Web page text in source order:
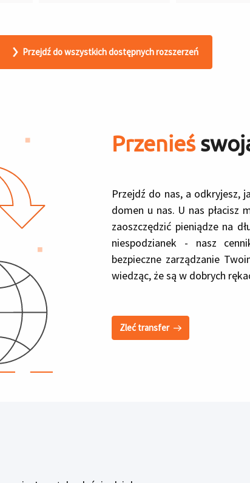
Przejdź do wszystkich dostępnych rozszerzeń
Przenieś
Przejdź do nas, a odkryjesz,
domen u nas. U nas płacisz
zaoszczędzić pieniądze na
niespodzianek - nasz
bezpieczne zarządzanie
wiedząc, że są w dobrych
Zleć transfer